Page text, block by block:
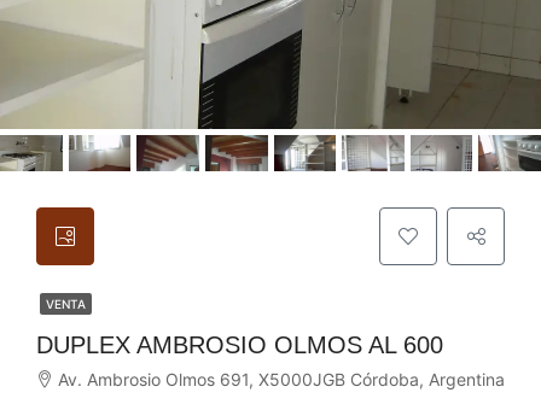
VENTA
DUPLEX AMBROSIO OLMOS AL 600
Av. Ambrosio Olmos 691, X5000JGB Córdoba, Argentina